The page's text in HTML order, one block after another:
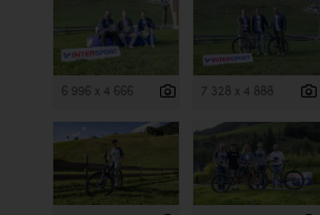
6 996 x 4 666 7 328 x 4 888